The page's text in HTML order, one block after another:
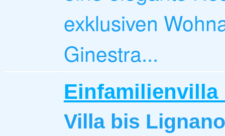
exklusiven
Ginestra...
Villa bis